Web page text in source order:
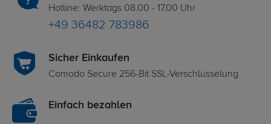
Hotline: Werktags 08.00 - 17.00 Uhr
+49 36482 783986
Sicher Einkaufen
Comodo Secure 256-Bit SSL-Verschlüsselung
Einfach bezahlen